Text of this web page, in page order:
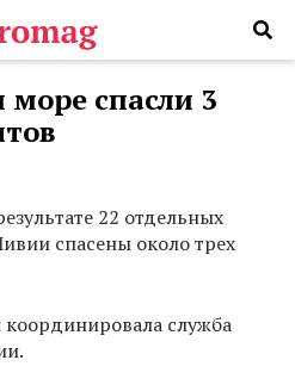
спасли 3
22 отдельных
спасены около трех
служба